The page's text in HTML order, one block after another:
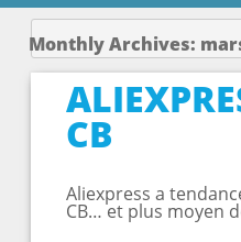
Monthly Archives:
CB
Aliexpress a
CB… et plus moyen